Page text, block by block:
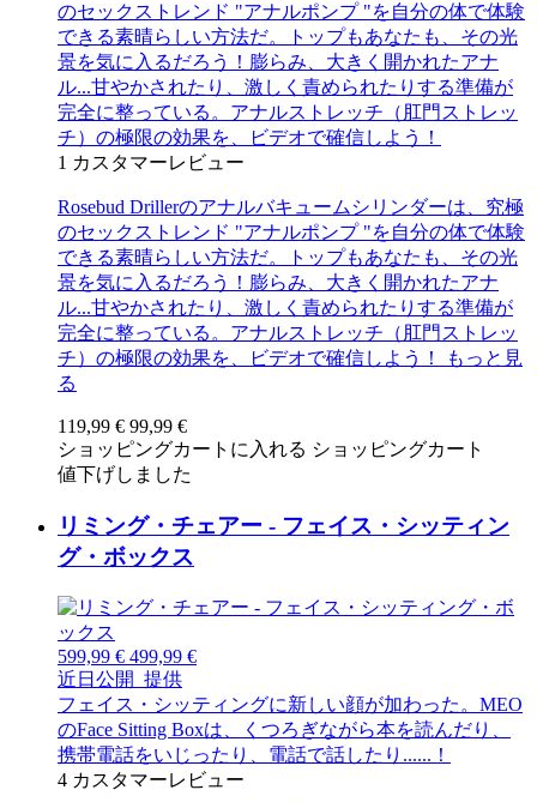
のセックストレンド "アナルポンプ "を自分の体で体験
できる素晴らしい方法だ。トップもあなたも、その光
景を気に入るだろう！膨らみ、大きく開かれたアナ
ル...甘やかされたり、激しく責められたりする準備が
完全に整っている。アナルストレッチ（肛門ストレッ
チ）の極限の効果を、ビデオで確信しよう！
1 カスタマーレビュー
Rosebud Drillerのアナルバキュームシリンダーは、究極
のセックストレンド "アナルポンプ "を自分の体で体験
できる素晴らしい方法だ。トップもあなたも、その光
景を気に入るだろう！膨らみ、大きく開かれたアナ
ル...甘やかされたり、激しく責められたりする準備が
完全に整っている。アナルストレッチ（肛門ストレッ
チ）の極限の効果を、ビデオで確信しよう！
もっと見
る
119,99 € 99,99 €
ショッピングカートに入れる ショッピングカート
値下げしました
リミング・チェアー - フェイス・シッティン
グ・ボックス
599,99 € 499,99 €
近日公開 提供
フェイス・シッティングに新しい顔が加わった。MEO
のFace Sitting Boxは、くつろぎながら本を読んだり、
携帯電話をいじったり、電話で話したり......！
4 カスタマーレビュー